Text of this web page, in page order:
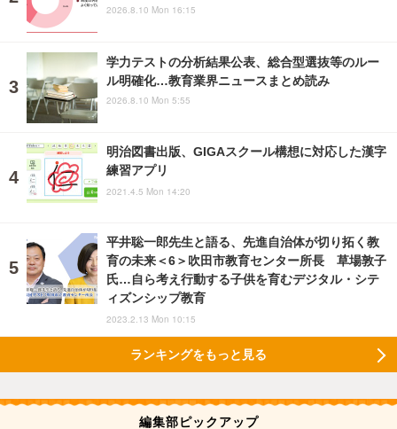
2026.8.10 Mon 16:15
学力テストの分析結果公表、総合型選抜等のルー
ル明確化…教育業界ニュースまとめ読み
2026.8.10 Mon 5:55
明治図書出版、GIGAスクール構想に対応した漢字
練習アプリ
2021.4.5 Mon 14:20
平井聡一郎先生と語る、先進自治体が切り拓く教
育の未来＜6＞吹田市教育センター所長 草場敦子
氏…自ら考え行動する子供を育むデジタル・シテ
ィズンシップ教育
2023.2.13 Mon 10:15
ランキングをもっと見る
編集部ピックアップ